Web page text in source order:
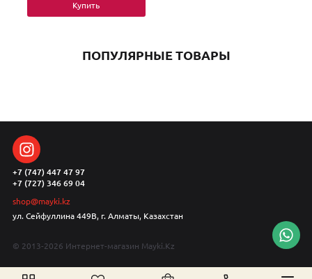
Купить
ПОПУЛЯРНЫЕ ТОВАРЫ
+7 (747) 447 47 97
+7 (727) 346 69 04
shop@mayki.kz
ул. Сейфуллина 449В, г. Алматы, Казахстан
© 2013-2026 Интернет-магазин Mayki.Kz